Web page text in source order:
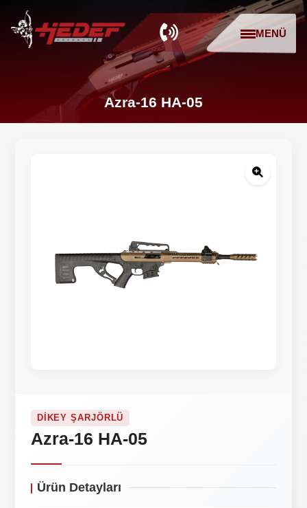
MENÜ
Azra-16 HA-05
DIKEY ŞARJÖRLÜ
Azra-16 HA-05
Ürün Detayları